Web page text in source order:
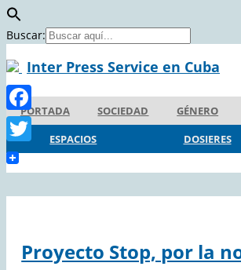
Buscar:
Inter Press Service en Cuba
PORTADA SOCIEDAD GÉNERO
ESPACIOS
DOSIERES
Proyecto Stop, por la
Facebook
Twitter